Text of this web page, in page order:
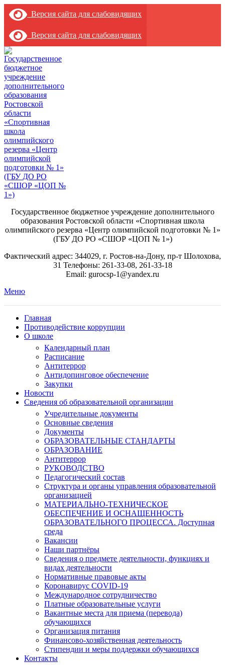
Версия сайта для слабовидящих
Версия сайта для слабовидящих
Государственное бюджетное учреждение дополнительного
образования Ростовской области «Спортивная школа
олимпийского резерва «Центр олимпийской подготовки № 1»
(ГБУ ДО РО «СШОР «ЦОП № 1»)
Фактический адрес: 344029, г. Ростов-на-Дону, пр-т Шолохова,
31 Телефоны: 261-33-08, 261-33-18
Email: gurocsp-1@yandex.ru
Меню
Главная
Противодействие коррупции
О школе
Календарный план
Расписание
Антитеррор
Антидопинговое обеспечение
Закупки
Новости
Сведения об образовательной организации
Учредительные документы
Основные сведения
Документы
ОБРАЗОВАТЕЛЬНЫЕ СТАНДАРТЫ
ОБРАЗОВАНИЕ
Антитеррор
РУКОВОДСТВО
Педагогический состав
Структура и органы управления образовательной
организацией
МАТЕРИАЛЬНО-ТЕХНИЧЕСКОЕ
ОБЕСПЕЧЕНИЕ И ОСНАЩЕННОСТЬ
ОБРАЗОВАТЕЛЬНОГО ПРОЦЕССА. Доступная
среда
Вакансии
Наши партнёры
Сведения о предмете деятельности, функциях и
видах деятельности
Нормативные правовые акты
Коронавирус COVID-19
Международное сотрудничество
Платные образовательные услуги
Вакантные места для приема (перевода)
обучающихся
Организация питания
Финансово-хозяйственная деятельность
Стипендии и меры поддержки обучающихся
Контакты